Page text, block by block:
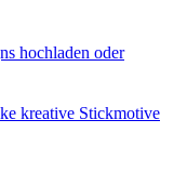
hochladen oder
kreative Stickmotive